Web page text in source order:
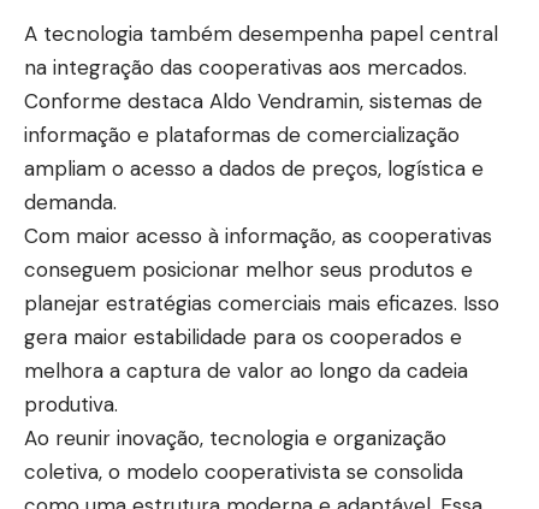
A tecnologia também desempenha papel central
na integração das cooperativas aos mercados.
Conforme destaca Aldo Vendramin, sistemas de
informação e plataformas de comercialização
ampliam o acesso a dados de preços, logística e
demanda.
Com maior acesso à informação, as cooperativas
conseguem posicionar melhor seus produtos e
planejar estratégias comerciais mais eficazes. Isso
gera maior estabilidade para os cooperados e
melhora a captura de valor ao longo da cadeia
produtiva.
Ao reunir inovação, tecnologia e organização
coletiva, o modelo cooperativista se consolida